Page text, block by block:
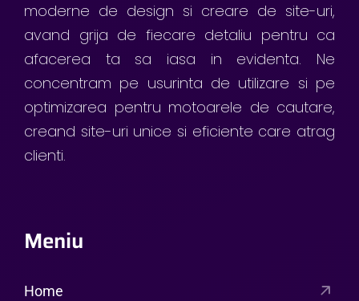
moderne de design si creare de site-uri,
avand grija de fiecare detaliu pentru ca
afacerea ta sa iasa in evidenta. Ne
concentram pe usurinta de utilizare si pe
optimizarea pentru motoarele de cautare,
creand site-uri unice si eficiente care atrag
clienti.
Meniu
Home